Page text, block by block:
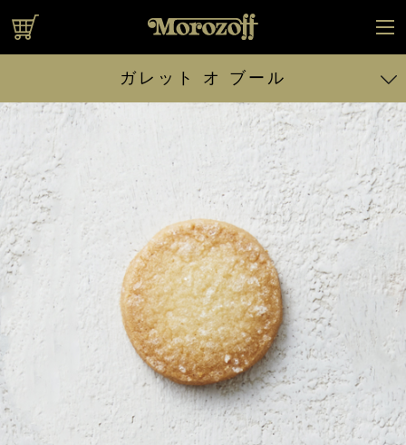
ガレット オ ブール
ガレット オ ブール 23個入
ガレット オ ブール 47個入
ガレット オ ブール 28個入
ガレット オリジナル
ガレット オリジナル（バニラ）
ガレット オリジナル（カカオ）
ガレット オリジナル（抹茶）
ガレット オリジナル（チーズ）
ガレット フィーユ
ガレット ナンテ